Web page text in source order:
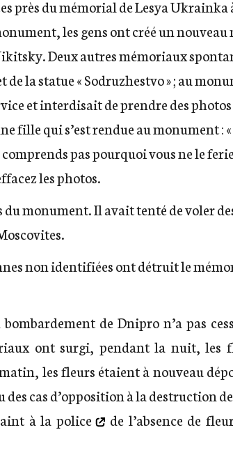
près du mémorial de Lesya Ukrainka
les gens ont créé un
Deux autres mémoriaux
la statue « Sodruzhestvo » ; au
et interdisait de prendre des
fille qui s’est rendue au monument : «
pas pourquoi vous ne le
les photos.
du monument. Il avait tenté de voler
non identifiéesont détruit le
de Dnipro n’a pas
ont surgi, pendant la nuit, les
les fleurs étaient à nouveau
des cas d’opposition à la destruction
à la police
de l’absence de